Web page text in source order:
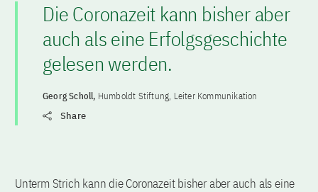
Die Coronazeit kann bisher aber
auch als eine Erfolgsgeschichte
gelesen werden.
Georg Scholl, Humboldt Stiftung, Leiter Kommunikation
Share
Unterm Strich kann die Coronazeit bisher aber auch als eine